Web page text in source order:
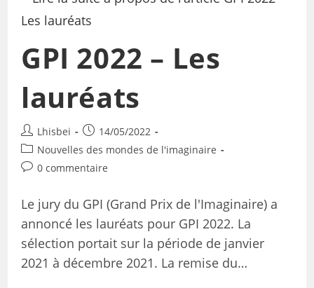
GPI 2022 – Les
lauréats
Lhisbei
14/05/2022
Nouvelles des mondes de l'imaginaire
0 commentaire
Le jury du GPI (Grand Prix de l'Imaginaire) a
annoncé les lauréats pour GPI 2022. La
sélection portait sur la période de janvier
2021 à décembre 2021. La remise du…